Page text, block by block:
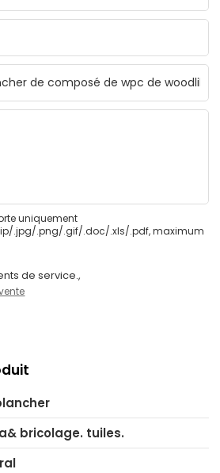
uniquement
.jpg/.png/.gif/.doc/.xls/.pdf, maximum
de service.,
bricolage. tuiles.